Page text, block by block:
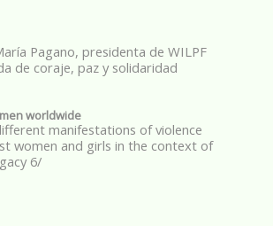
Pagano, presidenta de WILPF
de coraje, paz y solidaridad
worldwide
manifestations of violence
women and girls in the context of
6/